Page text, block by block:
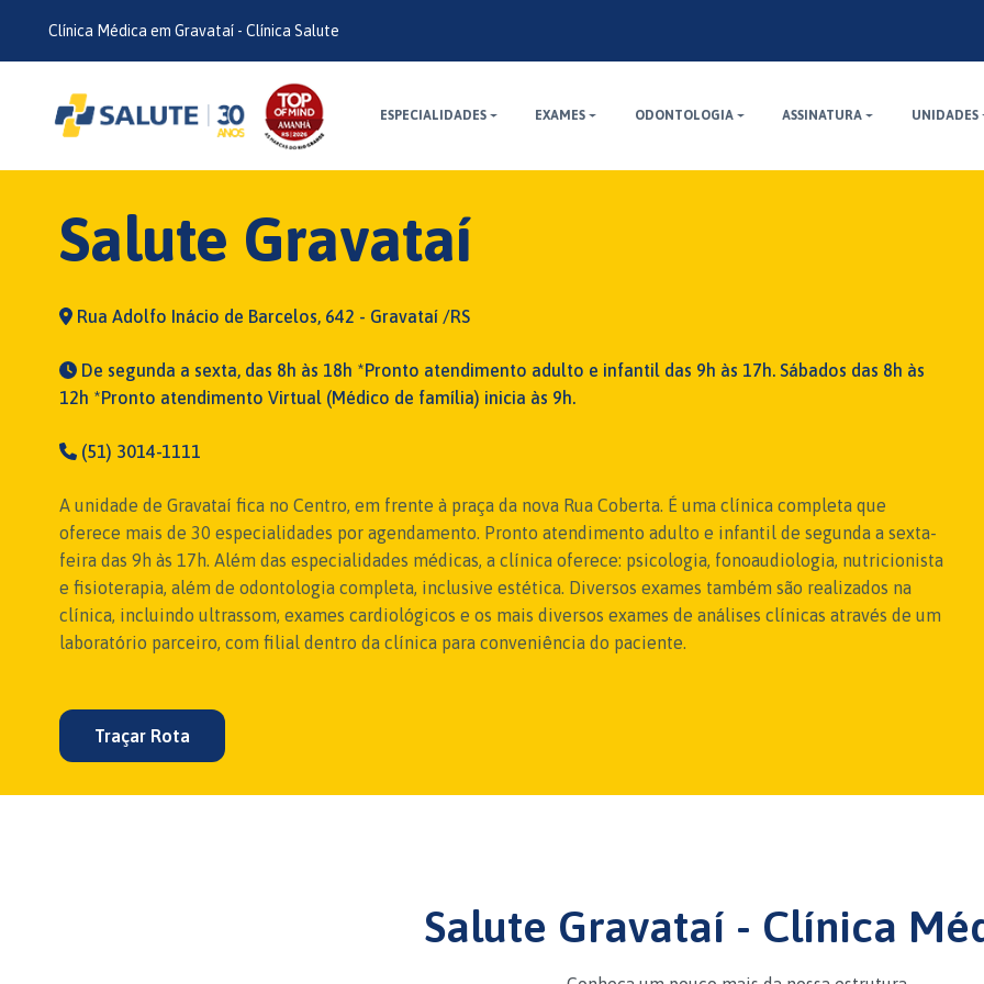
Clínica Médica em Gravataí - Clínica Salute
ESPECIALIDADES EXAMES ODONTOLOGIA ASSINATURA UNIDADES
Salute Gravataí
Rua Adolfo Inácio de Barcelos, 642 - Gravataí /RS
De segunda a sexta, das 8h às 18h *Pronto atendimento adulto e infantil das 9h às 17h. Sábados das 8h às
12h *Pronto atendimento Virtual (Médico de família) inicia às 9h.
(51) 3014-1111
A unidade de Gravataí fica no Centro, em frente à praça da nova Rua Coberta. É uma clínica completa que
oferece mais de 30 especialidades por agendamento. Pronto atendimento adulto e infantil de segunda a sexta-
feira das 9h às 17h. Além das especialidades médicas, a clínica oferece: psicologia, fonoaudiologia, nutricionista
e fisioterapia, além de odontologia completa, inclusive estética. Diversos exames também são realizados na
clínica, incluindo ultrassom, exames cardiológicos e os mais diversos exames de análises clínicas através de um
laboratório parceiro, com filial dentro da clínica para conveniência do paciente.
Traçar Rota
Salute Gravataí - Clínica